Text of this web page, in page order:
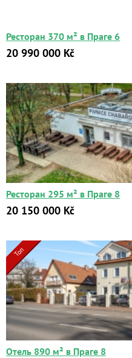
Квартиры
Дома
Новостройки
Коммерческие объекты
Площадь:
от до
Цена:
от
Ресторан 370 м² в Праге 6
20 990 000 Kč
Ресторан 295 м² в Праге 8
20 150 000 Kč
Топ
Отель 890 м² в Праге 8